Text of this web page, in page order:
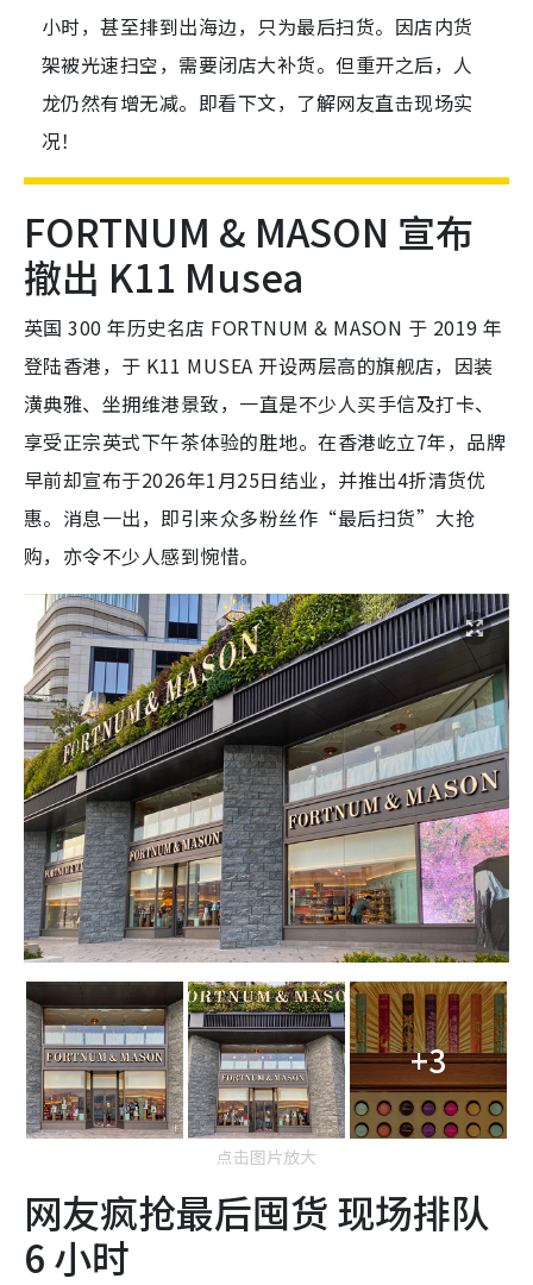
小时，甚至排到出海边，只为最后扫货。因店内货
架被光速扫空，需要闭店大补货。但重开之后，人
龙仍然有增无减。即看下文，了解网友直击现场实
况！
FORTNUM & MASON 宣布
撤出 K11 Musea
英国 300 年历史名店 FORTNUM & MASON 于 2019 年
登陆香港，于 K11 MUSEA 开设两层高的旗舰店，因装
潢典雅、坐拥维港景致，一直是不少人买手信及打卡、
享受正宗英式下午茶体验的胜地。在香港屹立7年，品牌
早前却宣布于2026年1月25日结业，并推出4折清货优
惠。消息一出，即引来众多粉丝作“最后扫货”大抢
购，亦令不少人感到惋惜。
+3
点击图片放大
网友疯抢最后囤货 现场排队
6 小时